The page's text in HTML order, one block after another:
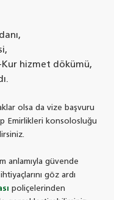
Kur hizmet dökümü,
olsa da vize başvuru
Emirlikleri konsolosluğu
anlamıyla güvende
göz ardı
poliçelerinden